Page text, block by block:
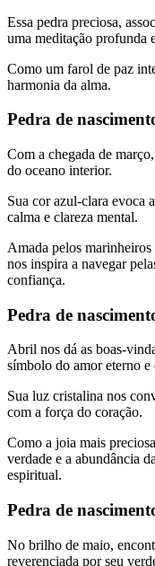
Essa pedra preciosa,
uma meditação profunda
Como um farol de paz
harmonia da alma.
Pedra de
Com a chegada de
do oceano interior.
Sua cor azul-clara evoca
calma e clareza mental.
Amada pelos
nos inspira a navegar
confiança.
Pedra de
Abril nos dá as boas-
símbolo do amor eterno e
Sua luz cristalina nos
com a força do coração.
Como a joia mais
verdade e a abundância
espiritual.
Pedra de
No brilho de maio,
reverenciada por seu